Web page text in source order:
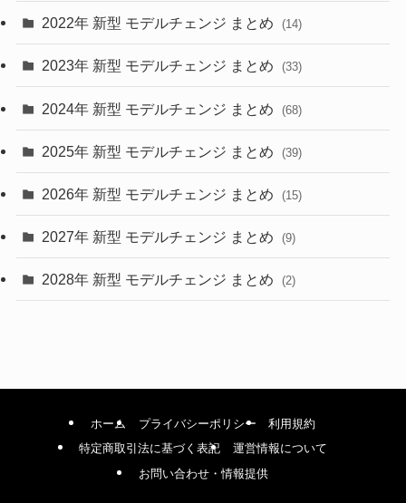
(9)
(22)
(4)
(9)
(4)
(1)
2022年 新型 モデルチェンジ まとめ (14)
2023年 新型 モデルチェンジ まとめ (33)
2024年 新型 モデルチェンジ まとめ (68)
2025年 新型 モデルチェンジ まとめ (39)
2026年 新型 モデルチェンジ まとめ (15)
2027年 新型 モデルチェンジ まとめ (9)
2028年 新型 モデルチェンジ まとめ (2)
ホーム プライバシーポリシー
利用規約
特定商取引法に基づく表記
運営情報について
お問い合わせ・情報提供